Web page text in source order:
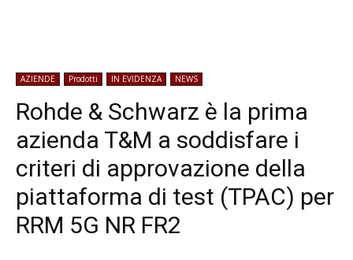
AZIENDE Prodotti IN EVIDENZA NEWS
Rohde & Schwarz è la prima
azienda T&M a soddisfare i
criteri di approvazione della
piattaforma di test (TPAC) per
RRM 5G NR FR2